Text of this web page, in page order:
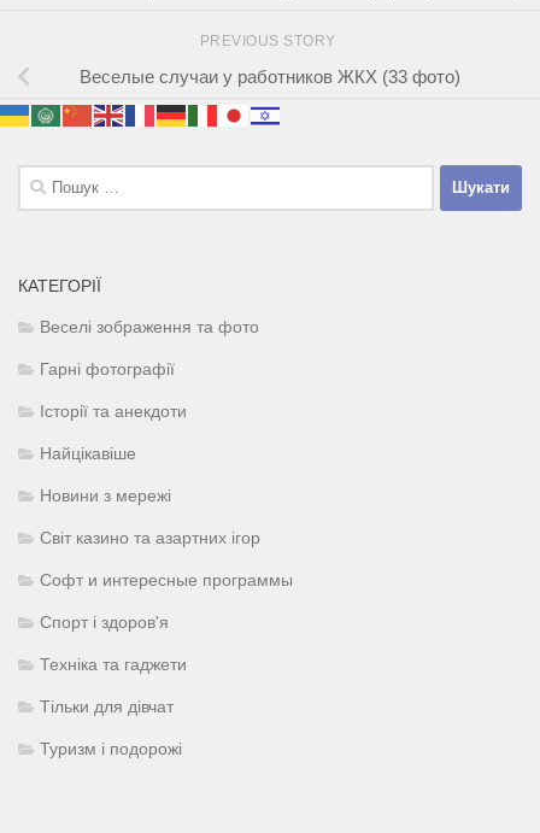
PREVIOUS STORY
Веселые случаи у работников ЖКХ (33 фото)
Пошук:
КАТЕГОРІЇ
Веселі зображення та фото
Гарні фотографії
Історії та анекдоти
Найцікавіше
Новини з мережі
Світ казино та азартних ігор
Софт и интересные программы
Спорт і здоров'я
Техніка та гаджети
Тільки для дівчат
Туризм і подорожі